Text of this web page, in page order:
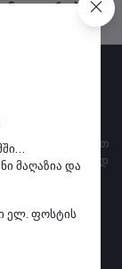
ეძლევათ
გასაყიდად
about
მაღაზია და
ელ. ფოსტის